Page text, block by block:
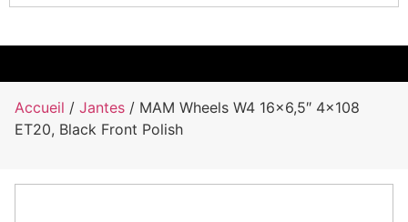
Accueil / Jantes / MAM Wheels W4 16×6,5″ 4×108
ET20, Black Front Polish